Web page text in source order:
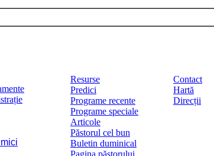
Resurse
Predici
Programe recente
Programe speciale
Articole
Păstorul cel bun
Buletin duminical
Pagina păstorului
Contact
Hartă
Direcții